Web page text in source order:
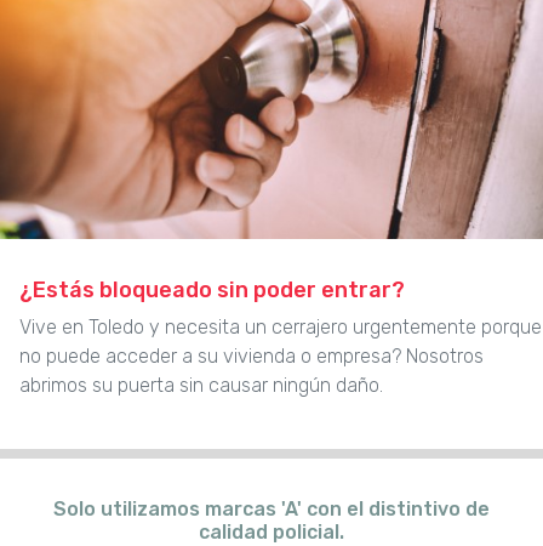
¿Estás bloqueado sin poder entrar?
Vive en Toledo y necesita un cerrajero urgentemente porque
no puede acceder a su vivienda o empresa? Nosotros
abrimos su puerta sin causar ningún daño.
Solo utilizamos marcas 'A' con el distintivo de
calidad policial.